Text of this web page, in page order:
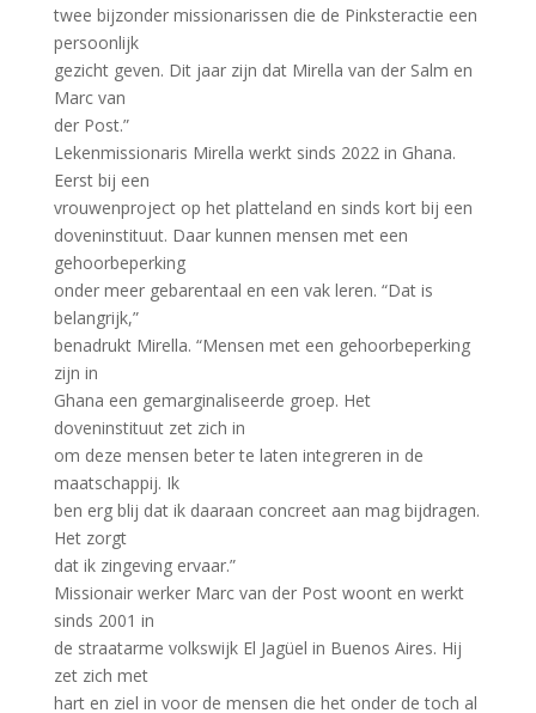
twee bijzonder missionarissen die de Pinksteractie een
persoonlijk
gezicht geven. Dit jaar zijn dat Mirella van der Salm en
Marc van
der Post.”
Lekenmissionaris Mirella werkt sinds 2022 in Ghana.
Eerst bij een
vrouwenproject op het platteland en sinds kort bij een
doveninstituut. Daar kunnen mensen met een
gehoorbeperking
onder meer gebarentaal en een vak leren. “Dat is
belangrijk,”
benadrukt Mirella. “Mensen met een gehoorbeperking
zijn in
Ghana een gemarginaliseerde groep. Het
doveninstituut zet zich in
om deze mensen beter te laten integreren in de
maatschappij. Ik
ben erg blij dat ik daaraan concreet aan mag bijdragen.
Het zorgt
dat ik zingeving ervaar.”
Missionair werker Marc van der Post woont en werkt
sinds 2001 in
de straatarme volkswijk El Jagüel in Buenos Aires. Hij
zet zich met
hart en ziel in voor de mensen die het onder de toch al